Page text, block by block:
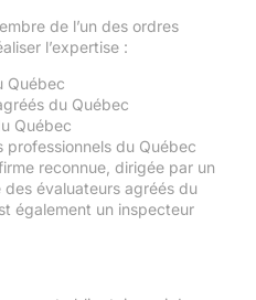
de l’un des ordres
l’expertise :
Québec
du Québec
Québec
professionnels du Québec
reconnue, dirigée par un
des évaluateurs agréés du
également un inspecteur